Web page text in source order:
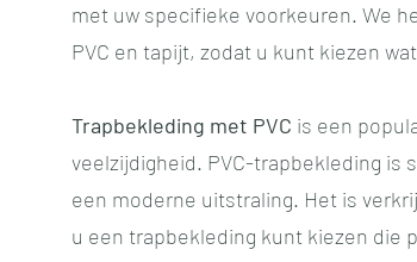
met uw specifieke voorkeuren. We
PVC en tapijt, zodat u kunt kiezen
Trapbekleding met PVC is een
veelzijdigheid. PVC-trapbekleding is
een moderne uitstraling. Het is
u een trapbekleding kunt kiezen die